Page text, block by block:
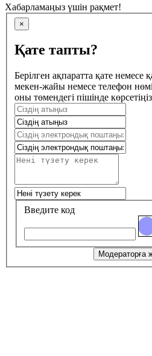
Хабарламаңыз үшін рақмет!
×
Қате тапты?
Берілген ақпаратта қате немесе
мекен-жайы немесе телефон
оны төмендегі пішінде
Введите код
Модераторға